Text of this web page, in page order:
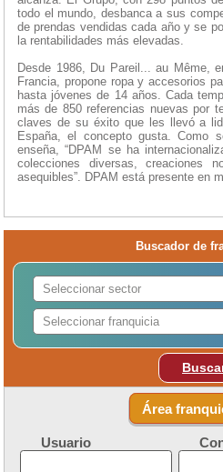
todo el mundo, desbanca a sus
de prendas vendidas cada año y se
la rentabilidades más elevadas.
Desde 1986, Du Pareil... au Même,
Francia, propone ropa y accesorios
hasta jóvenes de 14 años. Cada
más de 850 referencias nuevas por
claves de su éxito que les llevó a
España, el concepto gusta. Como
enseña, “DPAM se ha
colecciones diversas, creaciones
asequibles”. DPAM está presente en
Buscador de
Área
Usuario